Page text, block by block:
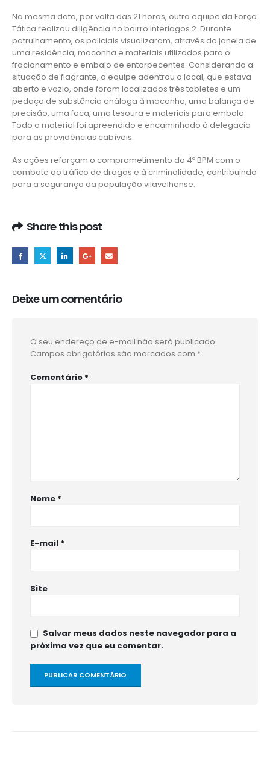
Na mesma data, por volta das 21 horas, outra equipe da Força
Tática realizou diligência no bairro Interlagos 2. Durante
patrulhamento, os policiais visualizaram, através da janela de
uma residência, maconha e materiais utilizados para o
fracionamento e embalo de entorpecentes. Considerando a
situação de flagrante, a equipe adentrou o local, que estava
aberto e vazio, onde foram localizados três tabletes e um
pedaço de substância análoga à maconha, uma balança de
precisão, uma faca, uma tesoura e materiais para embalo.
Todo o material foi apreendido e encaminhado à delegacia
para as providências cabíveis.
As ações reforçam o comprometimento do 4º BPM com o
combate ao tráfico de drogas e à criminalidade, contribuindo
para a segurança da população vilavelhense.
Share this post
Deixe um comentário
O seu endereço de e-mail não será publicado.
Campos obrigatórios são marcados com *
Comentário *
Nome *
E-mail *
Site
Salvar meus dados neste navegador para a
próxima vez que eu comentar.